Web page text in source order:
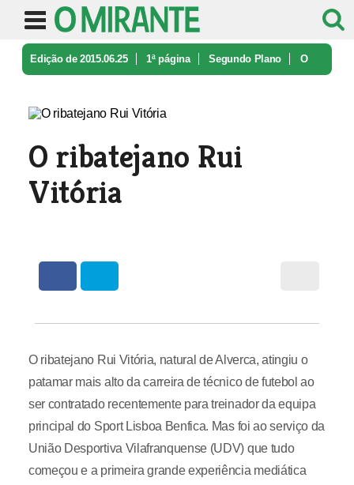
Edição de 2015.06.25 1ª página Segundo Plano O
O ribatejano Rui
Vitória
O ribatejano Rui Vitória, natural de Alverca, atingiu o
patamar mais alto da carreira de técnico de futebol ao
ser contratado recentemente para treinador da equipa
principal do Sport Lisboa Benfica. Mas foi ao serviço da
União Desportiva Vilafranquense (UDV) que tudo
começou e a primeira grande experiência mediática